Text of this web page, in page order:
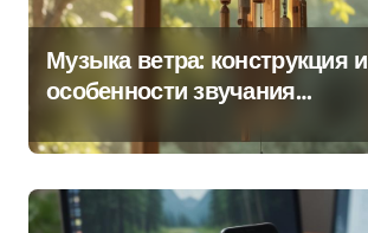
Музыка ветра: конструкция и
особенности звучания